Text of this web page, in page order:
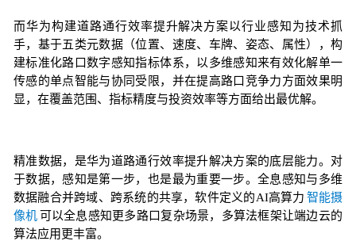
而华为构建道路通行效率提升解决方案以行业感知为技术抓
手，基于五类元数据（位置、速度、车牌、姿态、属性），构
建标准化路口数字感知指标体系，以多维感知来有效化解单一
传感的单点智能与协同受限，并在提高路口竞争力方面效果明
显，在覆盖范围、指标精度与投资效率等方面给出最优解。
精准数据，是华为道路通行效率提升解决方案的底层能力。对
于数据，感知是第一步，也是最为重要一步。全息感知与多维
数据融合并跨域、跨系统的共享，软件定义的AI高算力 智能摄
像机 可以全息感知更多路口复杂场景，多算法框架让端边云的
算法应用更丰富。